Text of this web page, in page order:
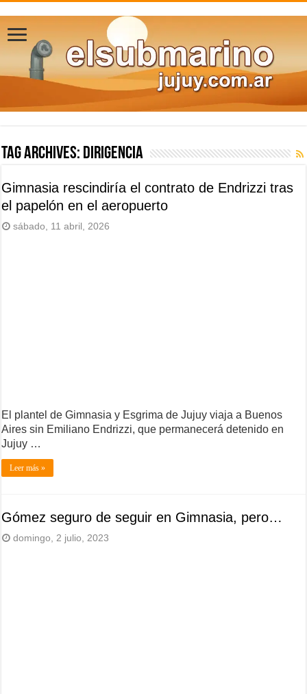
Tag Archives: dirigencia
Gimnasia rescindiría el contrato de Endrizzi tras
el papelón en el aeropuerto
sábado, 11 abril, 2026
El plantel de Gimnasia y Esgrima de Jujuy viaja a Buenos
Aires sin Emiliano Endrizzi, que permanecerá detenido en
Jujuy …
Leer más »
Gómez seguro de seguir en Gimnasia, pero…
domingo, 2 julio, 2023